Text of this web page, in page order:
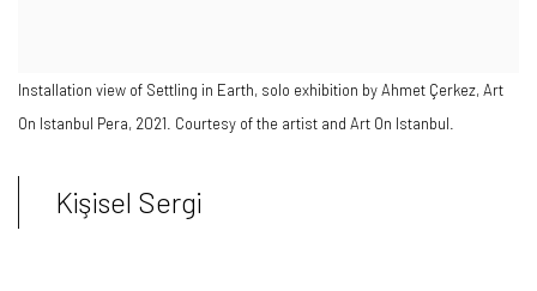
Installation view of Settling in Earth, solo exhibition by Ahmet Çerkez, Art
On Istanbul Pera, 2021. Courtesy of the artist and Art On Istanbul.
Kişisel Sergi